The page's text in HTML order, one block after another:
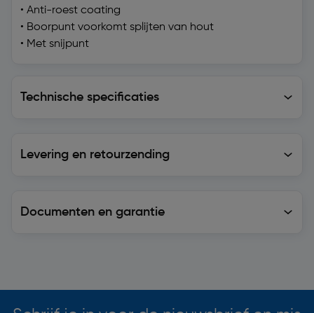
• Anti-roest coating
• Boorpunt voorkomt splijten van hout
• Met snijpunt
Technische specificaties
Levering en retourzending
Documenten en garantie